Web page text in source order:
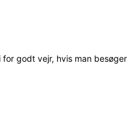
godt vejr, hvis man besøger